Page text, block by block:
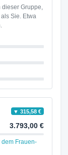
Gruppe,
Sie. Etwa
▼ 315,58 €
3.793,00 €
Frauen-